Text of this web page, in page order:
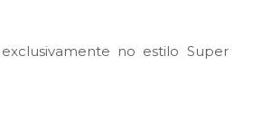
no estilo Super